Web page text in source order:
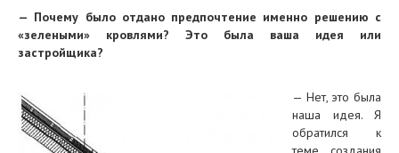
— Почему было отдано предпочтение именно решению с
«зелеными» кровлями? Это была ваша идея или
застройщика?
— Нет, это была
наша идея. Я
обратился к